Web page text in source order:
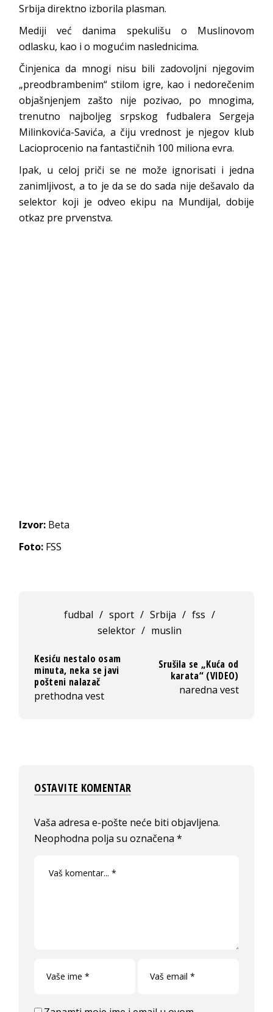
Srbija direktno izborila plasman.
Mediji već danima spekulišu o Muslinovom
odlasku, kao i o mogućim naslednicima.
Činjenica da mnogi nisu bili zadovoljni njegovim
„preodbrambenim“ stilom igre, kao i nedorečenim
objašnjenjem zašto nije pozivao, po mnogima,
trenutno najboljeg srpskog fudbalera Sergeja
Milinkovića-Savića, a čiju vrednost je njegov klub
Lacioprocenio na fantastičnih 100 miliona evra.
Ipak, u celoj priči se ne može ignorisati i jedna
zanimljivost, a to je da se do sada nije dešavalo da
selektor koji je odveo ekipu na Mundijal, dobije
otkaz pre prvenstva.
Izvor: Beta
Foto: FSS
fudbal / sport / Srbija / fss /
selektor / muslin
Kesiću nestalo osam
minuta, neka se javi
pošteni nalazač
prethodna vest
Srušila se „Kuća od
karata“ (VIDEO)
naredna vest
OSTAVITE KOMENTAR
Vaša adresa e-pošte neće biti objavljena.
Neophodna polja su označena*